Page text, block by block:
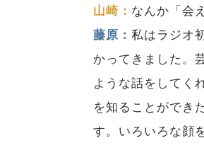
山崎： なんか「会
藤原：私はラジオ
かってきました。
ような話をしてく
を知ることができ
す。いろいろな顔